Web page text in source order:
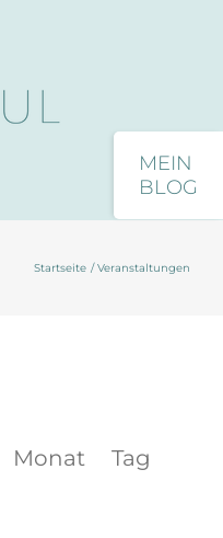
Startseite Veranstaltungen
Ansichten-
Monat Tag
Toggle
Sliding